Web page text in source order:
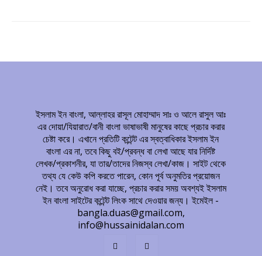
ইসলাম ইন বাংলা, আল্লাহর রাসূল মোহাম্মাদ সাঃ ও আলে রাসুল আঃ
এর দোয়া/যিয়ারাত/বানী বাংলা ভাষাভাষী মানুষের কাছে প্রচার করার
চেষ্টা করে। এখানে প্রতিটি কন্টেন্ট এর স্বত্বাধিকার ইসলাম ইন
বাংলা এর না, তবে কিছু বই/প্রবন্ধ বা লেখা আছে যার নির্দিষ্ট
লেখক/প্রকাশনীর, যা তার/তাদের নিজস্ব লেখা/কাজ। সাইট থেকে
তথ্য যে কেউ কপি করতে পারেন, কোন পূর্ব অনুমতির প্রয়োজন
নেই। তবে অনুরোধ করা যাচ্ছে, প্রচার করার সময় অবশ্যই ইসলাম
ইন বাংলা সাইটের কন্টেন্ট লিংক সাথে দেওয়ার জন্য। ইমেইল -
bangla.duas@gmail.com,
info@hussainidalan.com